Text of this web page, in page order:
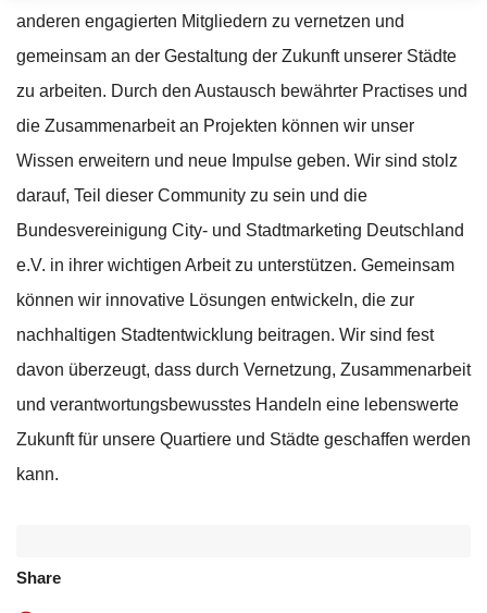
Share
anderen engagierten Mitgliedern zu vernetzen und
gemeinsam an der Gestaltung der Zukunft unserer Städte
zu arbeiten. Durch den Austausch bewährter Practises und
die Zusammenarbeit an Projekten können wir unser
Wissen erweitern und neue Impulse geben. Wir sind stolz
darauf, Teil dieser Community zu sein und die
Bundesvereinigung City- und Stadtmarketing Deutschland
e.V. in ihrer wichtigen Arbeit zu unterstützen. Gemeinsam
können wir innovative Lösungen entwickeln, die zur
nachhaltigen Stadtentwicklung beitragen. Wir sind fest
davon überzeugt, dass durch Vernetzung, Zusammenarbeit
und verantwortungsbewusstes Handeln eine lebenswerte
Zukunft für unsere Quartiere und Städte geschaffen werden
kann.